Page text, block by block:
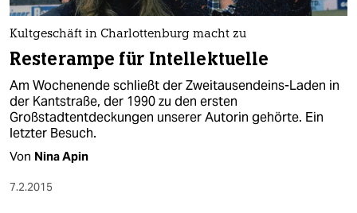
Kultgeschäft in Charlottenburg macht zu
Resterampe für Intellektuelle
Am Wochenende schließt der Zweitausendeins-Laden in
der Kantstraße, der 1990 zu den ersten
Großstadtentdeckungen unserer Autorin gehörte. Ein
letzter Besuch.
Von Nina Apin
7.2.2015